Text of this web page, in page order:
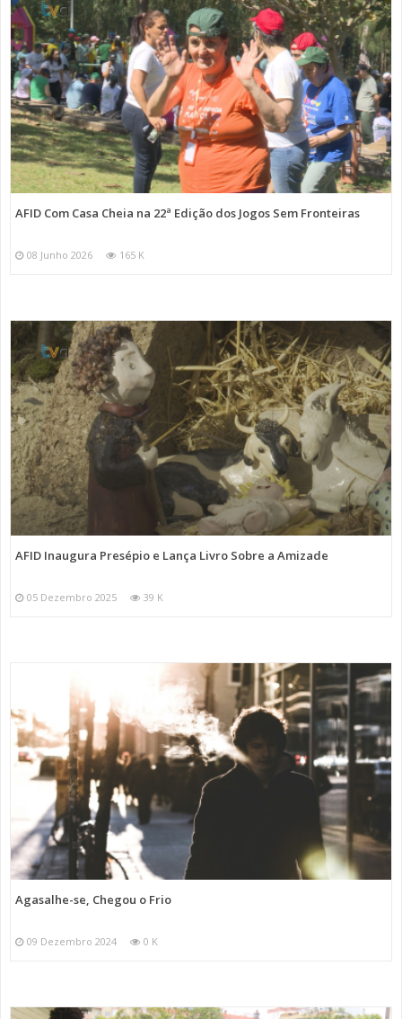
AFID Com Casa Cheia na 22ª Edição dos Jogos Sem Fronteiras
08 Junho 2026 165 K
AFID Inaugura Presépio e Lança Livro Sobre a Amizade
05 Dezembro 2025 39 K
Agasalhe-se, Chegou o Frio
09 Dezembro 2024 0 K